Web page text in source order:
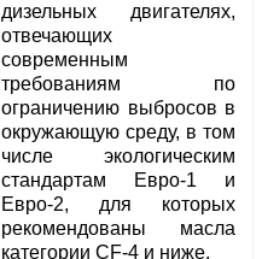
дизельных двигателях,
отвечающих
современным
требованиям по
ограничению выбросов в
окружающую среду, в том
числе экологическим
стандартам Евро-1 и
Евро-2, для которых
рекомендованы масла
категории CF-4 и ниже.